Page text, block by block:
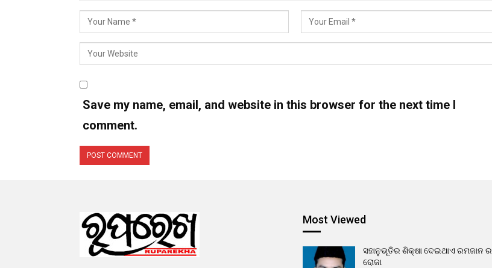
Save my name, email, and website in this browser for the next time I
comment.
Most Viewed
ସହାନୁଭୂତିର ଶିକ୍ଷା ଦେଇଥାଏ ରମଜାନ ର
ରୋଜା